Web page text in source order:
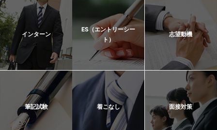
インターン
ES（エントリーシー
ト）
志望動機
筆記試験 着こなし 面接対策